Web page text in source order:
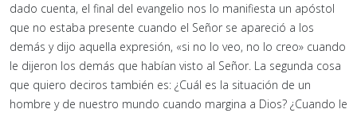
dado cuenta, el final del evangelio nos lo manifiesta un apóstol
que no estaba presente cuando el Señor se apareció a los
demás y dijo aquella expresión, «si no lo veo, no lo creo» cuando
le dijeron los demás que habían visto al Señor. La segunda cosa
que quiero deciros también es: ¿Cuál es la situación de un
hombre y de nuestro mundo cuando margina a Dios? ¿Cuando le